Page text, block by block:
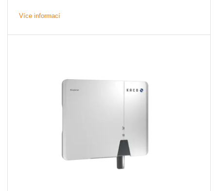
Více informací